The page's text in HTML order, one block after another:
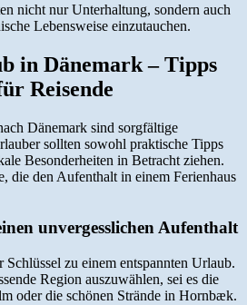
nicht nur Unterhaltung, sondern auch
Lebensweise einzutauchen.
in Dänemark – Tipps
Reisende
Dänemark sind sorgfältige
sollten sowohl praktische Tipps
Besonderheiten in Betracht ziehen.
die den Aufenthalt in einem Ferienhaus
unvergesslichen Aufenthalt
zu einem entspannten Urlaub.
Region auszuwählen, sei es die
oder die schönen Strände in Hornbæk.